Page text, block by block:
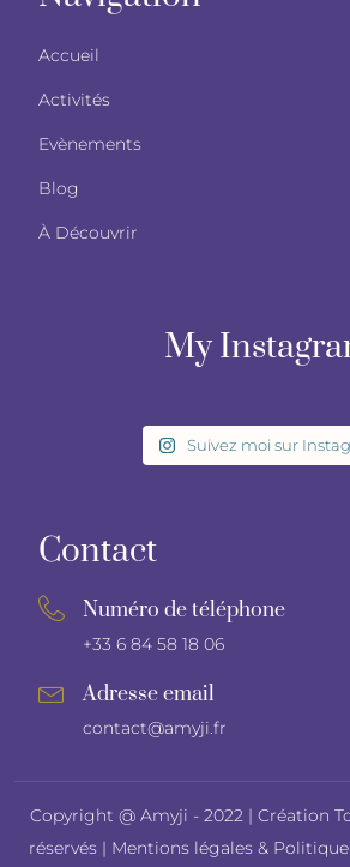
Accueil
Activités
Evènements
Blog
À Découvrir
My
Suivez moi sur
Contact
Numéro de téléphone
+33 6 84 58 18 06
Adresse email
contact@amyji.fr
Copyright @ Amyji - 2022 | Création
réservés | Mentions légales &